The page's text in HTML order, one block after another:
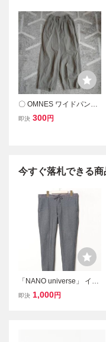
〇 OMNES ワイドパンツ
イージーパンツ
即決 300円
今すぐ落札できる商
「NANO universe」 イー
ジーパンツ SMALL グレ
即決 1,000円